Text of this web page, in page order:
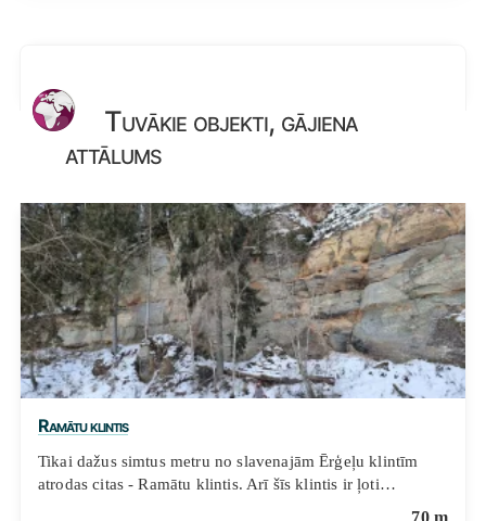
Tuvākie objekti, gājiena
attālums
Ramātu klintis
Tikai dažus simtus metru no slavenajām Ērģeļu klintīm
atrodas citas - Ramātu klintis. Arī šīs klintis ir ļoti…
70 m